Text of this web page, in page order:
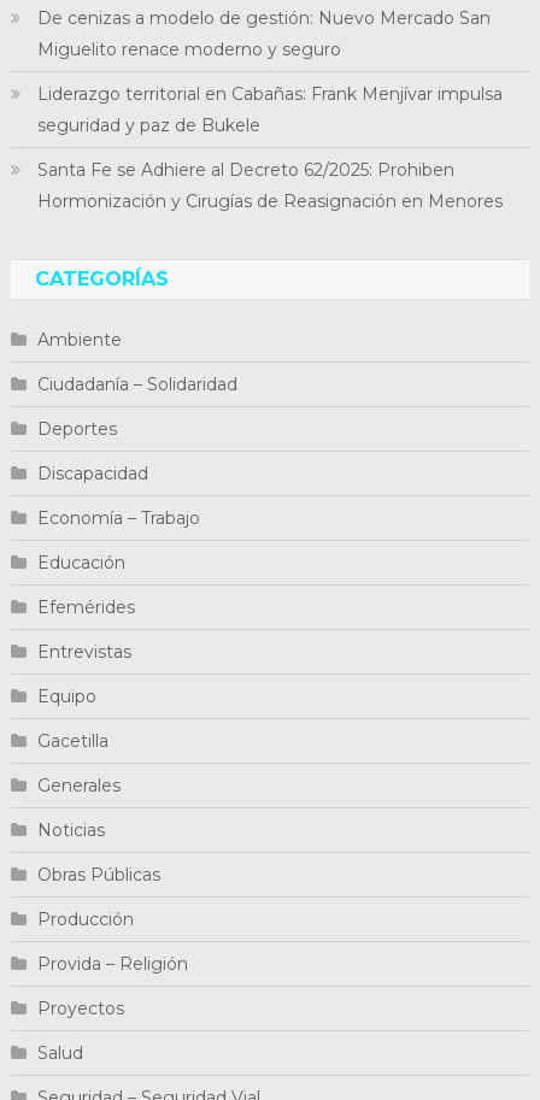
De cenizas a modelo de gestión: Nuevo Mercado San
Miguelito renace moderno y seguro
Liderazgo territorial en Cabañas: Frank Menjívar impulsa
seguridad y paz de Bukele
Santa Fe se Adhiere al Decreto 62/2025: Prohiben
Hormonización y Cirugías de Reasignación en Menores
CATEGORÍAS
Ambiente
Ciudadanía – Solidaridad
Deportes
Discapacidad
Economía – Trabajo
Educación
Efemérides
Entrevistas
Equipo
Gacetilla
Generales
Noticias
Obras Públicas
Producción
Provida – Religión
Proyectos
Salud